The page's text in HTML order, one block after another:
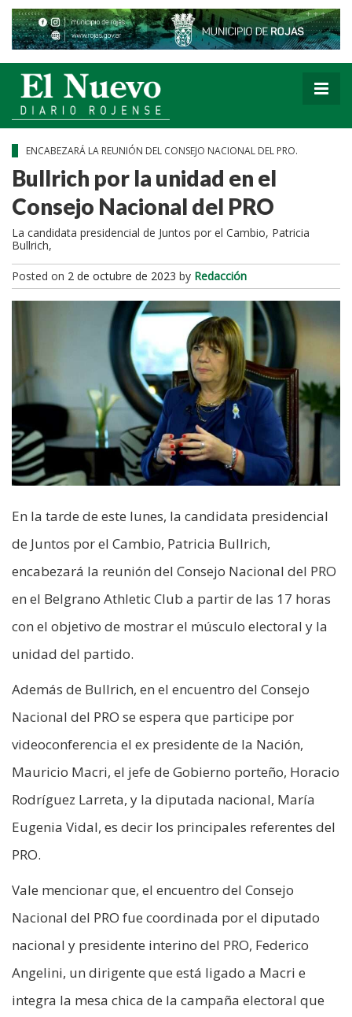
ENCABEZARÁ LA REUNIÓN DEL CONSEJO NACIONAL DEL PRO.
Bullrich por la unidad en el
Consejo Nacional del PRO
La candidata presidencial de Juntos por el Cambio, Patricia
Bullrich,
Posted on 2 de octubre de 2023 by Redacción
En la tarde de este lunes, la candidata presidencial
de Juntos por el Cambio, Patricia Bullrich,
encabezará la reunión del Consejo Nacional del PRO
en el Belgrano Athletic Club a partir de las 17 horas
con el objetivo de mostrar el músculo electoral y la
unidad del partido.
Además de Bullrich, en el encuentro del Consejo
Nacional del PRO se espera que participe por
videoconferencia el ex presidente de la Nación,
Mauricio Macri, el jefe de Gobierno porteño, Horacio
Rodríguez Larreta, y la diputada nacional, María
Eugenia Vidal, es decir los principales referentes del
PRO.
Vale mencionar que, el encuentro del Consejo
Nacional del PRO fue coordinada por el diputado
nacional y presidente interino del PRO, Federico
Angelini, un dirigente que está ligado a Macri e
integra la mesa chica de la campaña electoral que